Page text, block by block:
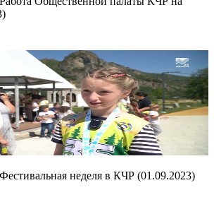
неделя в КЧР (01.09.2023)